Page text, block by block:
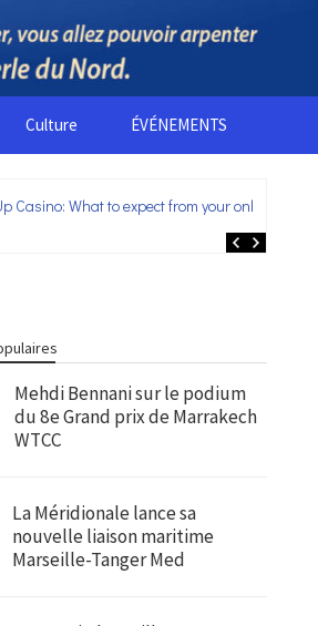
Culture ÉVÉNEMENTS
Casino: What to expect from your online
Mehdi Bennani sur le podium
du 8e Grand prix de Marrakech
WTCC
La Méridionale lance sa
nouvelle liaison maritime
Marseille-Tanger Med